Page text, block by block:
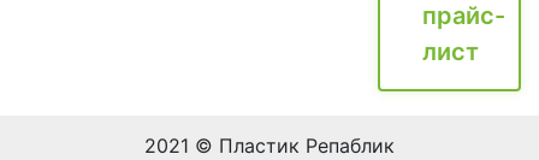
прайс-
лист
2021 © Пластик Репаблик